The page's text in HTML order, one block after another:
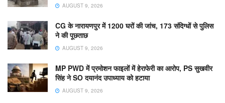
AUGUST 9, 2026
CG के नारायणपुर में 1200 घरों की जांच, 173 संदिग्धों से पुलिस
ने की पूछताछ
AUGUST 9, 2026
MP PWD में प्रमोशन फाइलों में हेराफेरी का आरोप, PS सुखवीर
सिंह ने SO दयानंद उपाध्याय को हटाया
AUGUST 9, 2026